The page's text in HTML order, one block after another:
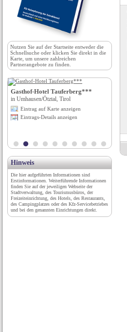
Nutzen Sie auf der Startseite entweder die
Schnellsuche oder klicken Sie direkt in die
Karte, um unsere zahlreichen
Partnerangebote zu finden.
Gasthof-Hotel Tauferberg***
in Umhausen/Ötztal, Tirol
Eintrag auf Karte anzeigen
Eintrags-Details anzeigen
Hinweis
Die hier aufgeführten Informationen sind
Erstinformationen. Weiterführende Informationen
finden Sie auf der jeweiligen Webseite der
Stadtverwaltung, des Tourismusbüros, der
Freizeiteinrichtung, des Hotels, des Restaurants,
des Campingplatzes oder des Kfz-Servicebetriebes
und bei den genannten Einrichtungen direkt.